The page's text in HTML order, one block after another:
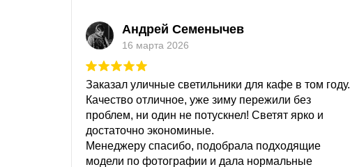
Андрей Семенычев
16 марта 2026
Заказал уличные светильники для кафе в том году.
Качество отличное, уже зиму пережили без
проблем, ни один не потускнел! Светят ярко и
достаточно экономиные.
Менеджеру спасибо, подобрала подходящие
модели по фотографии и дала нормальные